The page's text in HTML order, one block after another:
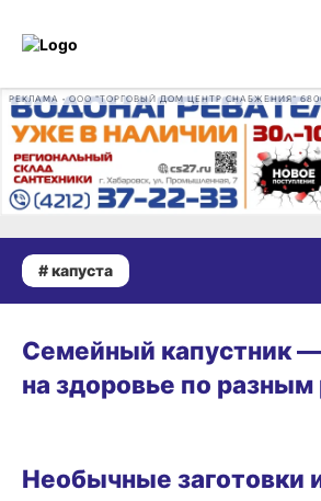
# капуста
Семейный капустник
на здоровье по
Необычные заготовки